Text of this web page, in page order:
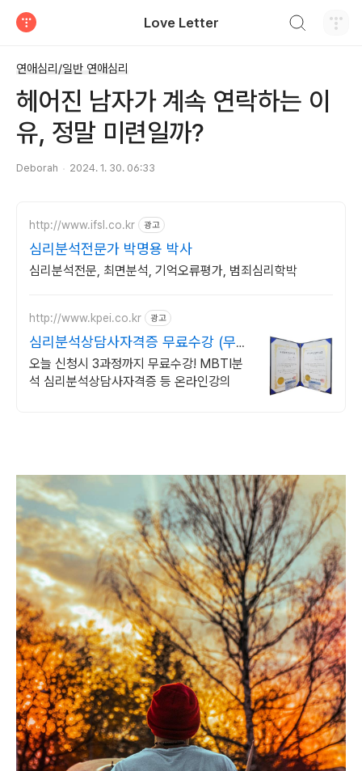
Love Letter
연애심리/일반 연애심리
헤어진 남자가 계속 연락하는 이
유, 정말 미련일까?
Deborah 2024. 1. 30. 06:33
http://www.ifsl.co.kr 광고
심리분석전문가 박명용 박사
심리분석전문, 최면분석, 기억오류평가, 범죄심리학박
http://www.kpei.co.kr 광고
심리분석상담사자격증 무료수강 (무료
수강)MBTI분석법
오늘 신청시 3과정까지 무료수강! MBTI분
석 심리분석상담사자격증 등 온라인강의